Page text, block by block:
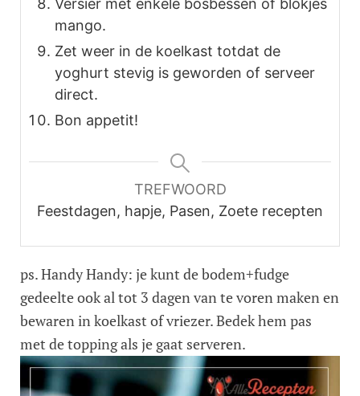
mango.
Zet weer in de koelkast totdat de
yoghurt stevig is geworden of serveer
direct.
Bon appetit!
TREFWOORD
Feestdagen, hapje, Pasen, Zoete recepten
ps. Handy Handy: je kunt de bodem+fudge
gedeelte ook al tot 3 dagen van te voren maken en
bewaren in koelkast of vriezer. Bedek hem pas
met de topping als je gaat serveren.